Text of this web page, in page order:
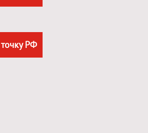
РФ